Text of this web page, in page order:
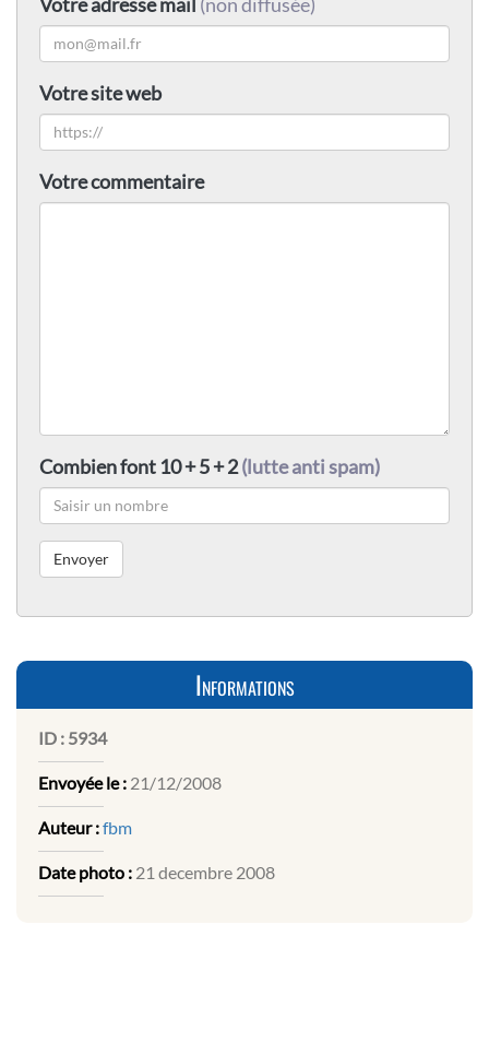
Votre site web
Votre commentaire
Combien font 10 + 5 + 2(lutte anti spam)
Informations
ID : 5934
Envoyée le : 21/12/2008
Auteur :fbm
Date photo : 21 decembre 2008